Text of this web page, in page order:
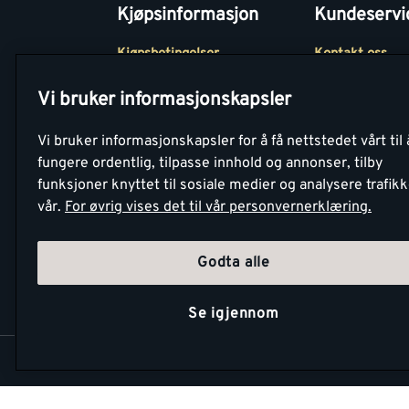
Kjøpsinformasjon
Kjøpsbetingelser
Betaling
Retur- og
angrerettsskjema
Kontakt oss
Montér Bedrift
Vi bruker informasjonskapsler
Vi bruker informasjonskapsler for å få nettstedet vårt til
fungere ordentlig, tilpasse innhold og annonser, tilby
funksjoner knyttet til sosiale medier og analysere
vår. For øvrig vises det til vår personvernerklæring.
Godta alle
Se igjennom